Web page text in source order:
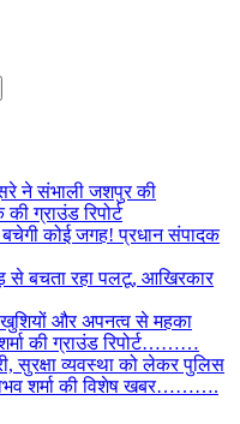
ने संभाली जशपुर की
ग्राउंड रिपोर्ट
कोई जगह! प्रधान संपादक
बचता रहा पलटू, आखिरकार
खुशियों और अपनत्व से महका
की ग्राउंड रिपोर्ट………
सुरक्षा व्यवस्था को लेकर पुलिस
शर्मा की विशेष खबर……….